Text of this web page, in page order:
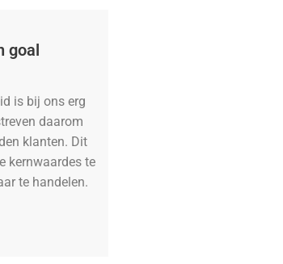
goal
is bij ons erg
daarom
klanten. Dit
kernwaardes te
te handelen.